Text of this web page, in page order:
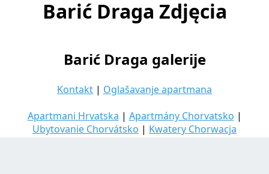
Barić Draga Zdjęcia
Barić Draga galerije
Kontakt | Oglašavanje apartmana
Apartmani Hrvatska | Apartmány Chorvatsko |
Ubytovanie Chorvátsko | Kwatery Chorwacja